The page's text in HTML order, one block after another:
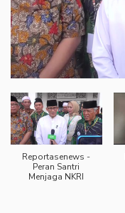
Reportasenews -
Peran Santri
Menjaga NKRI